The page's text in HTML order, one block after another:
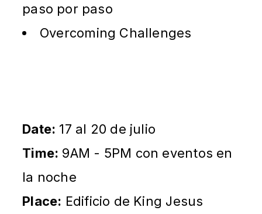
paso por paso
Overcoming Challenges
Date: 17 al 20 de julio
Time: 9AM - 5PM con eventos en
la noche
Place: Edificio de King Jesus